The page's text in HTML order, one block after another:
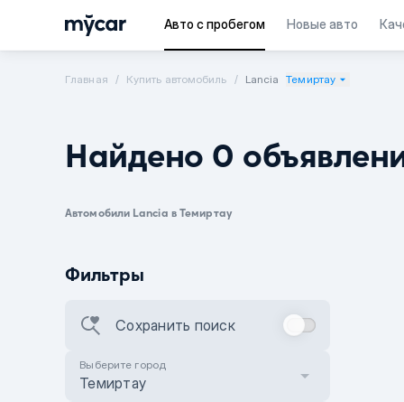
Авто с пробегом Новые авто
Главная Купить автомобиль Lancia Темиртау
Найдено 0
Автомобили Lancia в Темиртау
Фильтры
Сохранить поиск
Выберите город
Темиртау